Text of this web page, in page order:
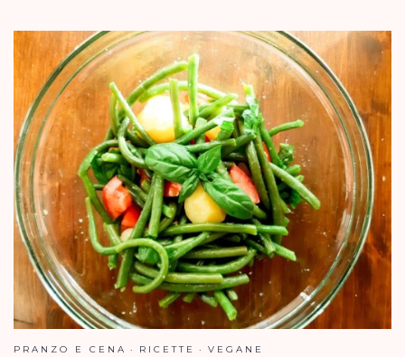
PRANZO E CENA RICETTE VEGANE